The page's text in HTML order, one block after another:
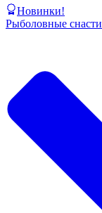
Новинки!
Рыболовные снасти